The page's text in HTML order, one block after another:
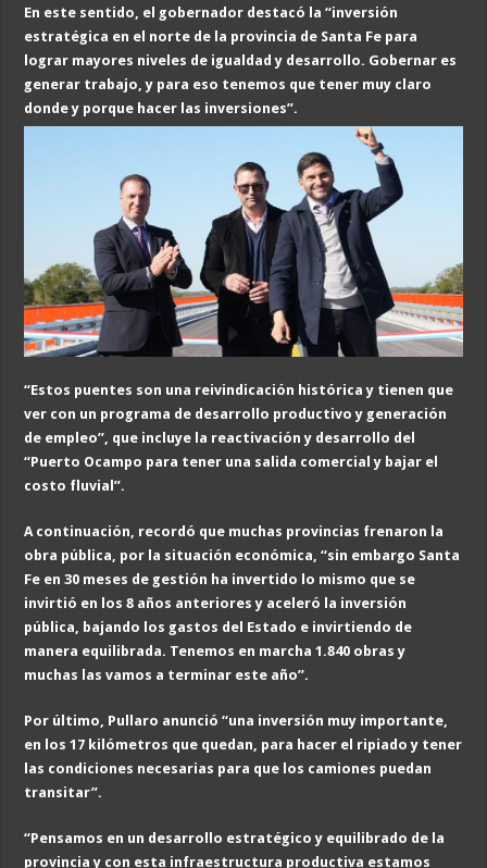
En este sentido, el gobernador destacó la “inversión
estratégica en el norte de la provincia de Santa Fe para
lograr mayores niveles de igualdad y desarrollo. Gobernar es
generar trabajo, y para eso tenemos que tener muy claro
donde y porque hacer las inversiones”.
“Estos puentes son una reivindicación histórica y tienen que
ver con un programa de desarrollo productivo y generación
de empleo”, que incluye la reactivación y desarrollo del
“Puerto Ocampo para tener una salida comercial y bajar el
costo fluvial”.
A continuación, recordó que muchas provincias frenaron la
obra pública, por la situación económica, “sin embargo Santa
Fe en 30 meses de gestión ha invertido lo mismo que se
invirtió en los 8 años anteriores y aceleró la inversión
pública, bajando los gastos del Estado e invirtiendo de
manera equilibrada. Tenemos en marcha 1.840 obras y
muchas las vamos a terminar este año”.
Por último, Pullaro anunció “una inversión muy importante,
en los 17 kilómetros que quedan, para hacer el ripiado y tener
las condiciones necesarias para que los camiones puedan
transitar”.
“Pensamos en un desarrollo estratégico y equilibrado de la
provincia y con esta infraestructura productiva estamos